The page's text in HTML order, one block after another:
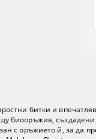
битки и
биооръжия,
с оръжието й, за да